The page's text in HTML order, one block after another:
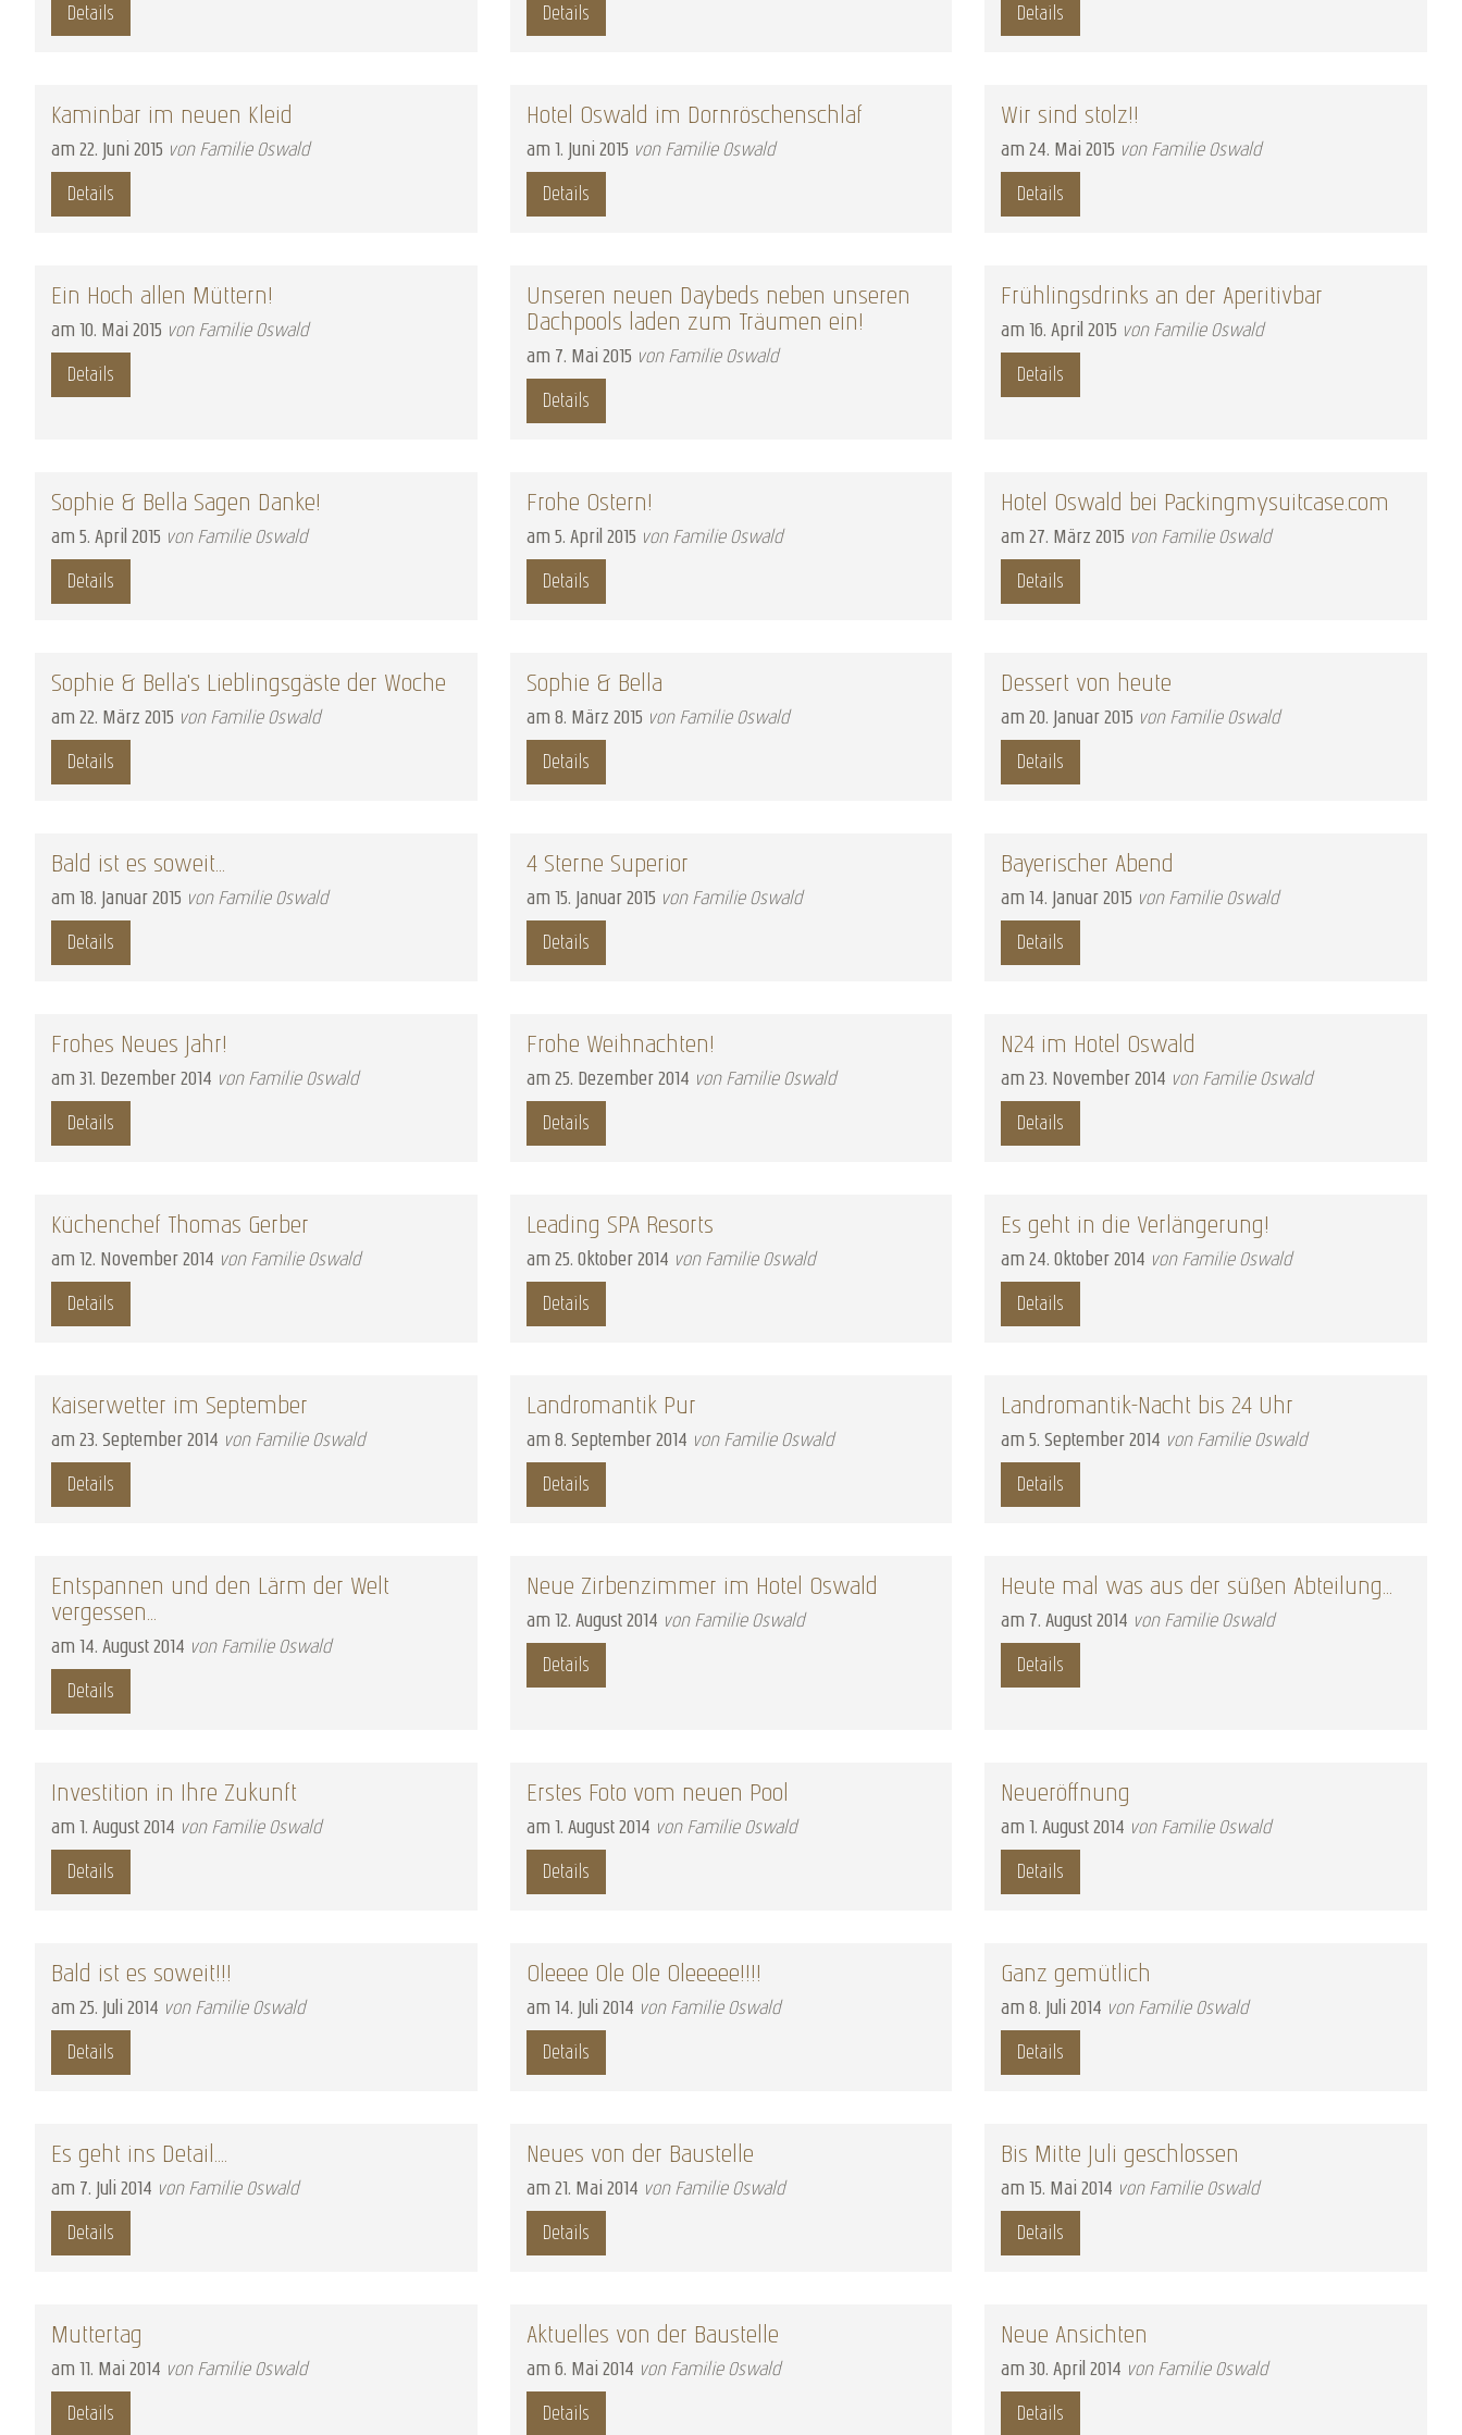
Details Details Details
Kaminbar im neuen Kleid
am 22. Juni 2015 von Familie Oswald
Details
Hotel Oswald im Dornröschenschlaf
am 1. Juni 2015 von Familie Oswald
Details
Wir sind stolz!!
am24. Mai 2015 von Familie Oswald
Details
Ein Hoch allen Müttern!
am 10. Mai 2015 von Familie Oswald
Details
Unseren neuen Daybeds neben unseren
Dachpools laden zum Träumen ein!
am 7. Mai 2015 von Familie Oswald
Details
Frühlingsdrinks an der Aperitivbar
am16.April 2015 von Familie Oswald
Details
Sophie & Bella Sagen Danke!
am 5. April 2015 von Familie Oswald
Details
Frohe Ostern!
am 5. April 2015 von Familie Oswald
Details
Hotel Oswald bei Packingmysuitcase.com
am27. März 2015 von Familie Oswald
Details
Sophie & Bella's Lieblingsgäste der Woche
am 22. März 2015 von Familie Oswald
Details
Sophie & Bella
am 8. März 2015 von Familie Oswald
Details
Dessert von heute
am20. Januar 2015 von Familie Oswald
Details
Bald ist es soweit...
am 18. Januar 2015 von Familie Oswald
Details
4 Sterne Superior
am 15. Januar 2015 von Familie Oswald
Details
Bayerischer Abend
am14. Januar 2015 von Familie Oswald
Details
Frohes Neues Jahr!
am 31. Dezember 2014 von Familie Oswald
Details
Frohe Weihnachten!
am 25. Dezember 2014 von Familie Oswald
Details
N24 im Hotel Oswald
am23. November 2014 von Familie Oswald
Details
Küchenchef Thomas Gerber
am 12. November 2014 von Familie Oswald
Details
Leading SPA Resorts
am 25. Oktober 2014 von Familie Oswald
Details
Es geht in die Verlängerung!
am24.Oktober 2014 von Familie Oswald
Details
Kaiserwetter im September
am 23. September 2014 von Familie Oswald
Details
Landromantik Pur
am 8. September 2014 von Familie Oswald
Details
Landromantik-Nacht bis 24 Uhr
am5.September 2014 von Familie Oswald
Details
Entspannen und den Lärm der Welt
vergessen...
am 14. August 2014 von Familie Oswald
Details
Neue Zirbenzimmer im Hotel Oswald
am 12. August 2014 von Familie Oswald
Details
Heute mal was aus der süßen Abteilung...
am 7.August 2014 von Familie Oswald
Details
Investition in Ihre Zukunft
am 1. August 2014 von Familie Oswald
Details
Erstes Foto vom neuen Pool
am 1. August 2014 von Familie Oswald
Details
Neueröffnung
am1.August 2014 von Familie Oswald
Details
Bald ist es soweit!!!
am 25. Juli 2014 von Familie Oswald
Details
Oleeee Ole Ole Oleeeee!!!!
am 14. Juli 2014 von Familie Oswald
Details
Ganz gemütlich
am8. Juli 2014 von Familie Oswald
Details
Es geht ins Detail....
am 7. Juli 2014 von Familie Oswald
Details
Neues von der Baustelle
am 21. Mai 2014 von Familie Oswald
Details
Bis Mitte Juli geschlossen
am15. Mai 2014 von Familie Oswald
Details
Muttertag
am 11. Mai 2014 von Familie Oswald
Details
Aktuelles von der Baustelle
am 6. Mai 2014 von Familie Oswald
Details
Neue Ansichten
am30.April 2014 von Familie Oswald
Details